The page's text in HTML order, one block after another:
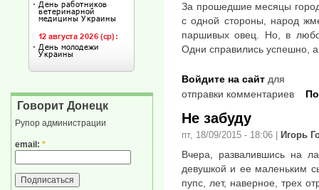
За прошедшие месяцы
с одной стороны, народ
паршивых овец. Но, в
Одни справились успешно,
Войдите на сайт для
отправки комментариев
Не забуду
пт, 18/09/2015 - 18:06 | Игорь
Вчера, развалившись на
девушкой и ее маленьким
пупс, лет, наверное, трех
Говорит Донецк
Рупор администрации
email: *